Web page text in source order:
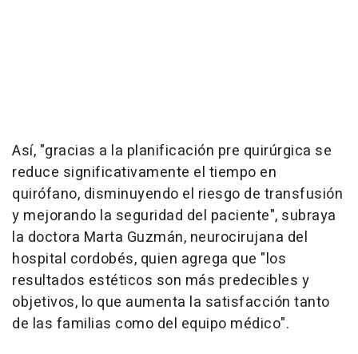
Así, "gracias a la planificación pre quirúrgica se
reduce significativamente el tiempo en
quirófano, disminuyendo el riesgo de transfusión
y mejorando la seguridad del paciente", subraya
la doctora Marta Guzmán, neurocirujana del
hospital cordobés, quien agrega que "los
resultados estéticos son más predecibles y
objetivos, lo que aumenta la satisfacción tanto
de las familias como del equipo médico".